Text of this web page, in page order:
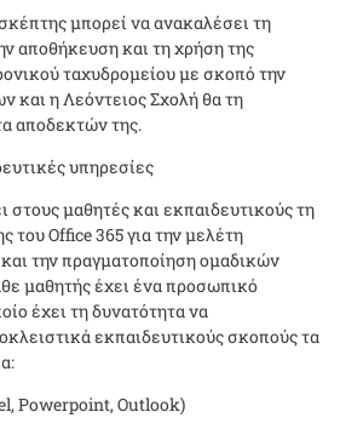
μπορεί να ανακαλέσει τη
αποθήκευση και τη χρήση της
ταχυδρομείου με σκοπό την
και η Λεόντειος Σχολή θα τη
αποδεκτών της.
υπηρεσίες
στους μαθητές και εκπαιδευτικούς τη
τουOffice365 για την μελέτη
την πραγματοποίηση ομαδικών
μαθητής έχει ένα προσωπικό
έχει τη δυνατότητα να
εκπαιδευτικούς σκοπούς τα
Powerpoint, Outlook)